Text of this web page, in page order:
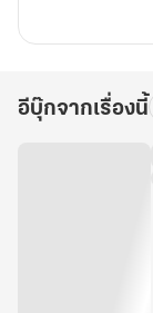
อีบุ๊กจากเรื่องนี้